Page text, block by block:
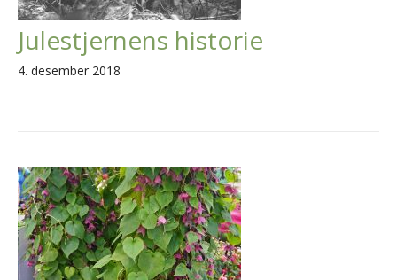
Julestjernens historie
4. desember 2018